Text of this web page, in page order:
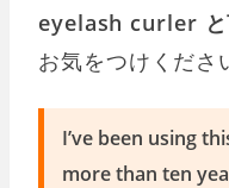
eyelash curler と
お気をつけくださ
I’ve been using
more than ten